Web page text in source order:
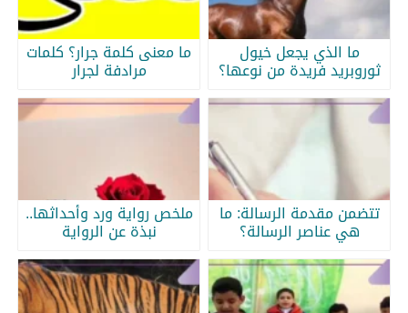
ما الذي يجعل خيول
ثوروبريد فريدة من نوعها؟
ما معنى كلمة جرار؟ كلمات
مرادفة لجرار
تتضمن مقدمة الرسالة: ما
هي عناصر الرسالة؟
ملخص رواية ورد وأحداثها..
نبذة عن الرواية